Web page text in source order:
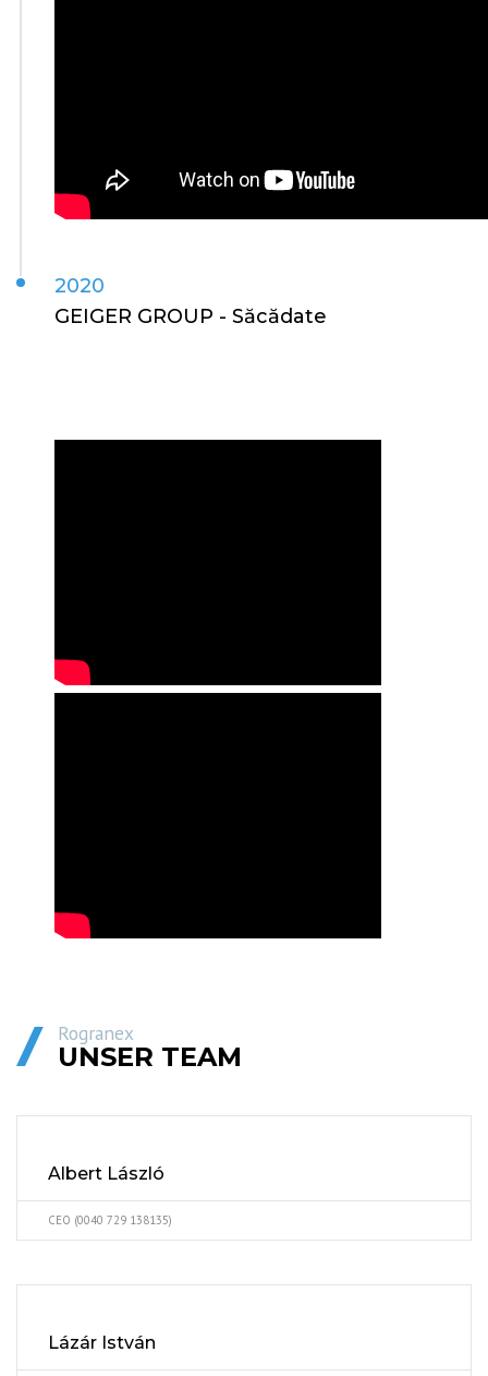
2020
GEIGER GROUP - Săcădate
Rogranex
UNSER TEAM
Albert László
CEO (0040 729 138135)
Lázár István